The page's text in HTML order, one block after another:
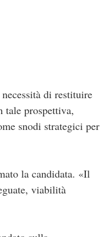
di restituire
tale prospettiva,
snodi strategici per
la candidata. «Il
viabilità